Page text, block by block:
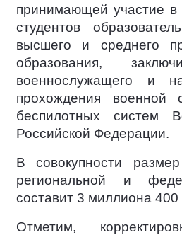
принимающей участие
студентов
высшего и среднего
образования,
военнослужащего и
прохождения военной
беспилотных систем
Российской Федерации.
В совокупности
региональной и
составит 3 миллиона 400
Отметим,